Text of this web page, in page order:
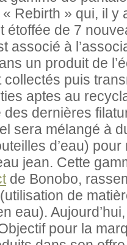
Rebirth » qui, il y
étoffée de 7
associé à
un produit de
puis
aptes au
des dernières
sera mélangé à
d’eau)
jean. Cette
de Bonobo,
de
eau).
pour la